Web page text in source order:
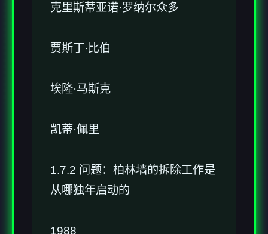
克里斯蒂亚诺·罗纳尔众多
贾斯丁·比伯
埃隆·马斯克
凯蒂·佩里
1.7.2 问题：柏林墙的拆除工作是
从哪独年启动的
1988